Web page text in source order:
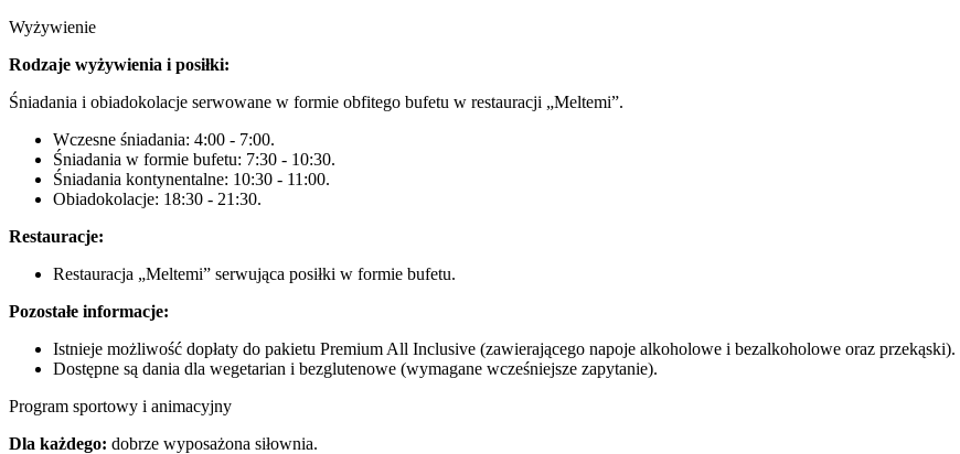
Wyżywienie
Rodzaje wyżywienia i posiłki:
Śniadania i obiadokolacje serwowane w formie obfitego bufetu w restauracji „Meltemi”.
Wczesne śniadania: 4:00 - 7:00.
Śniadania w formie bufetu: 7:30 - 10:30.
Śniadania kontynentalne: 10:30 - 11:00.
Obiadokolacje: 18:30 - 21:30.
Restauracje:
Restauracja „Meltemi” serwująca posiłki w formie bufetu.
Pozostałe informacje:
Istnieje możliwość dopłaty do pakietu Premium All Inclusive (zawierającego napoje alkoholowe i bezalkoholowe oraz przekąski).
Dostępne są dania dla wegetarian i bezglutenowe (wymagane wcześniejsze zapytanie).
Program sportowy i animacyjny
Dla każdego: dobrze wyposażona siłownia.